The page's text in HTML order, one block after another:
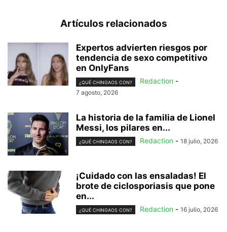
Artículos relacionados
Expertos advierten riesgos por
tendencia de sexo competitivo
en OnlyFans
¿QUÉ CHINGAOS CON? Redaction -
7 agosto, 2026
La historia de la familia de Lionel
Messi, los pilares en...
¿QUÉ CHINGAOS CON? Redaction - 18 julio, 2026
¡Cuidado con las ensaladas! El
brote de ciclosporiasis que pone
en...
¿QUÉ CHINGAOS CON? Redaction - 16 julio, 2026